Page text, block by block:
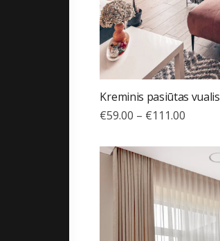
Kreminis pasiūtas vualis
€59.00 – €111.00